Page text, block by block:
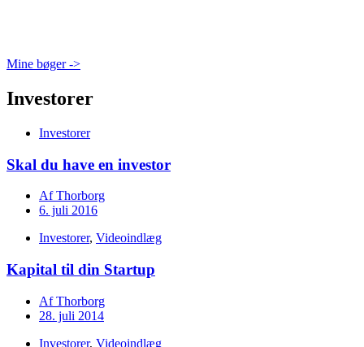
Mine bøger ->
Investorer
Investorer
Skal du have en investor
AfThorborg
6. juli 2016
Investorer, Videoindlæg
Kapital til din Startup
AfThorborg
28. juli 2014
Investorer, Videoindlæg